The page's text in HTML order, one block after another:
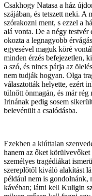
Csakhogy Natasa a ház
szájában, és tetszett neki. A
szórakozni ment, s ezzel a
alá vonta. De a négy testvér
okozta a legnagyobb
egyesével maguk köré
minden érzés befejezetlen,
a szó, és nincs párja az
nem tudják hogyan. Olga
választották helyette, ezért
túlnőtt önmagán, és már
Irinának pedig sosem
belevénült a csalódásba.
Ezekben a kiúttalan
hanem az őket körülvevőket
személyes tragédiákat
szereplőtől kiváló alakítást
például nem is gondolnánk,
kávéban; látni kell Kuligin